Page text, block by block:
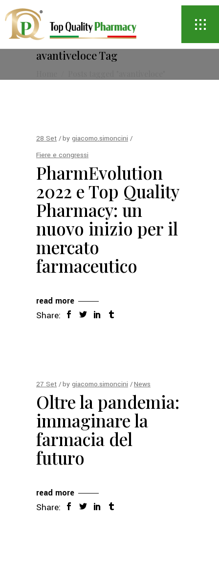
avantiveloce Tag
28 Set by giacomo.simoncini
Fiere e congressi
PharmEvolution
2022 e Top Quality
Pharmacy: un
nuovo inizio per il
mercato
farmaceutico
read more
Share:
27 Set by giacomo.simoncini News
Oltre la pandemia:
immaginare la
farmacia del
futuro
read more
Share: